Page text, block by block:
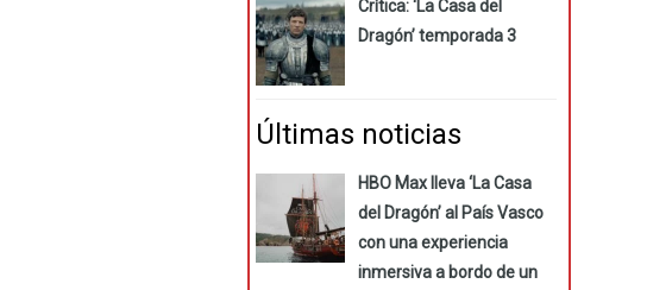
Crítica: ‘La Casa del
Dragón’ temporada 3
Últimas noticias
HBO Max lleva ‘La Casa
del Dragón’ al País Vasco
con una experiencia
inmersiva a bordo de un